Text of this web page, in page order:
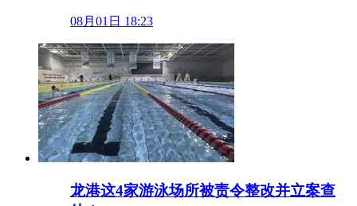
08月01日 18:23
龙港这4家游泳场所被责令整改并立案查